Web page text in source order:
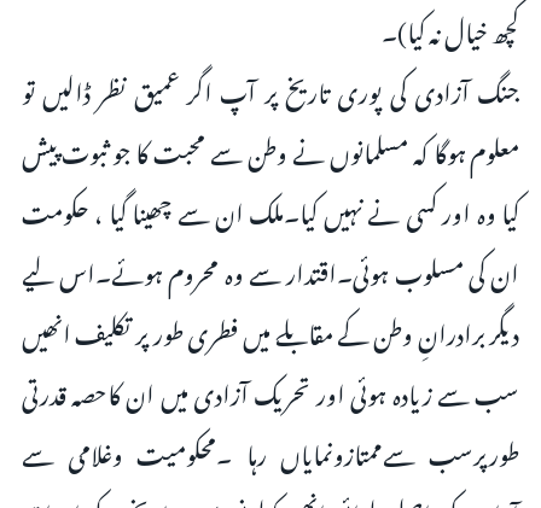
کچھ خیال نہ کیا)۔
جنگ آزادی کی پوری تاریخ پر آپ اگر عمیق نظر ڈالیں تو
معلوم ہوگا کہ مسلمانوں نے وطن سے محبت کا جو ثبوت پیش
کیا وہ اور کسی نے نہیں کیا۔ملک ان سے چھینا گیا ، حکومت
ان کی مسلوب ہوئی۔اقتدار سے وہ محروم ہوئے۔اس لیے
دیگر برادرانِ وطن کے مقابلے میں فطری طور پر تکلیف انھیں
سب سے زیادہ ہوئی اور تحریک آزادی میں ان کاحصہ قدرتی
طورپرسب سےممتازونمایاں رہا ۔محکومیت وغلامی سے